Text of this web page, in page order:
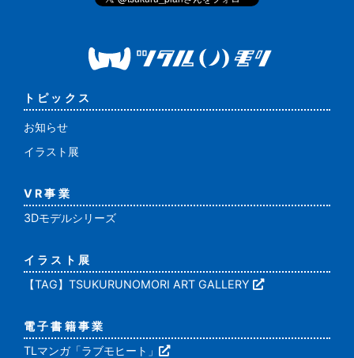
トピックス
お知らせ
イラスト展
VR事業
3Dモデルシリーズ
イラスト展
【TAG】TSUKURUNOMORI ART GALLERY
電子書籍事業
TLマンガ「ラブモヒート」